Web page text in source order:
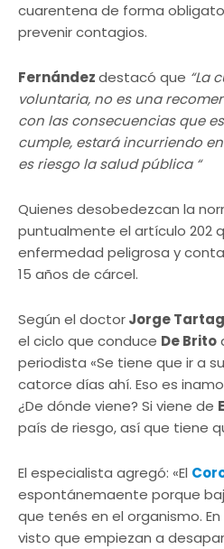
cuarentena de forma
prevenir contagios.
Fernándezdestacó que “La
voluntaria, no es una
con las consecuencias que
cumple, estará incurriendo
es riesgo la salud pública “
Quienes desobedezcan la
puntualmente el artículo 202
enfermedad peligrosa y
15 años de cárcel.
Según el doctorJorge
el ciclo que conduce De Brito
periodista «Se tiene que ir a
catorce días ahí. Eso es
¿De dónde viene? Si viene de
país de riesgo, así que tiene
El especialista agregó: «El
espontánemaente porque
que tenés en el organismo.
visto que empiezan a